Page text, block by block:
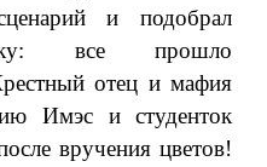
и подобрал
все прошло
отец и мафия
Имэс и студенток
вручения цветов!